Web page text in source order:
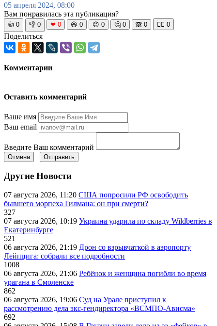
05 апреля 2024, 08:00
Вам понравилась эта публикация?
👍 0 👎 0 ❤ 0 😆 0 😡 0 🤔 0 🙈 0 🧘‍♀️ 0
Поделиться
Комментарии
Оставить комментарий
Ваше имя
Ваш email
Введите Ваш комментарий
Отмена Отправить
Другие Новости
07 августа 2026, 11:20 США попросили РФ освободить
бывшего морпеха Гилмана: он при смерти?
327
07 августа 2026, 10:19 Украина ударила по складу Wildberries в
Екатеринбурге
521
06 августа 2026, 21:19 Дрон со взрывчаткой в аэропорту
Лейпцига: собрали все подробности
1008
06 августа 2026, 21:06 Ребёнок и женщина погибли во время
урагана в Смоленске
862
06 августа 2026, 19:06 Суд на Урале приступил к
рассмотрению дела экс-гендиректора «ВСМПО-Ависма»
692